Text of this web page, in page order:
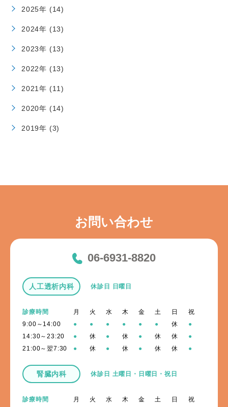
2025年 (14)
2024年 (13)
2023年 (13)
2022年 (13)
2021年 (11)
2020年 (14)
2019年 (3)
お問い合わせ
06-6931-8820
人工透析内科 休診日 日曜日
診療時間 月 火 水 木 金 土 日
祝
9:00～14:00
● ● ● ● ● ● 休
●
14:30～23:20
● 休 ● 休 ● 休 休
●
21:00～翌7:30
● 休 ● 休 ● 休 休 ●
腎臓内科 休診日 土曜日・日曜日・祝日
診療時間 月 火 水 木 金 土 日
祝